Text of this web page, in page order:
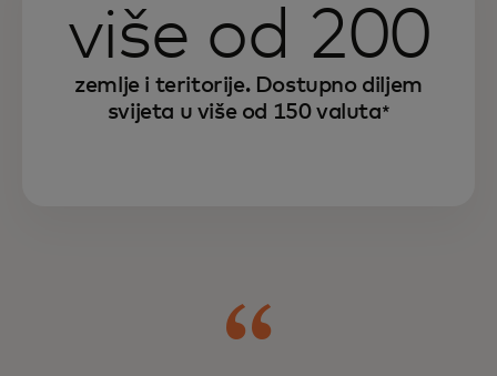
više od 200
zemlje i teritorije. Dostupno diljem
svijeta u više od 150 valuta*